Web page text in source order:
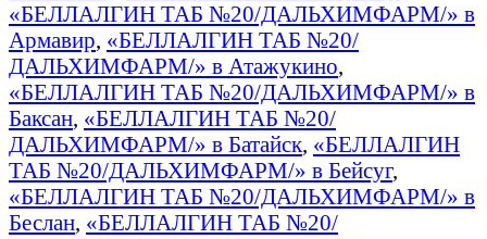
«БЕЛЛАЛГИН ТАБ №20/ДАЛЬХИМФАРМ/» в
Армавир, «БЕЛЛАЛГИН ТАБ №20/
ДАЛЬХИМФАРМ/» в Атажукино,
«БЕЛЛАЛГИН ТАБ №20/ДАЛЬХИМФАРМ/» в
Баксан, «БЕЛЛАЛГИН ТАБ №20/
ДАЛЬХИМФАРМ/» в Батайск, «БЕЛЛАЛГИН
ТАБ №20/ДАЛЬХИМФАРМ/» в Бейсуг,
«БЕЛЛАЛГИН ТАБ №20/ДАЛЬХИМФАРМ/» в
Беслан, «БЕЛЛАЛГИН ТАБ №20/